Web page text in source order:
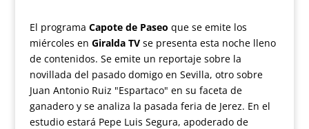
El programa Capote de Paseo que se emite los
miércoles en Giralda TV se presenta esta noche lleno
de contenidos. Se emite un reportaje sobre la
novillada del pasado domigo en Sevilla, otro sobre
Juan Antonio Ruiz "Espartaco" en su faceta de
ganadero y se analiza la pasada feria de Jerez. En el
estudio estará Pepe Luis Segura, apoderado de